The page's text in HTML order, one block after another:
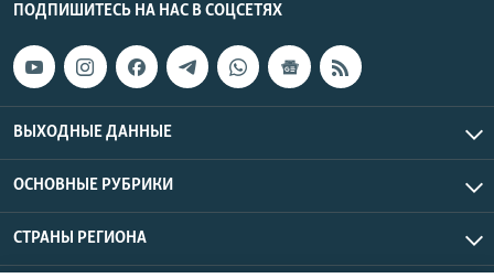
ПОДПИШИТЕСЬ НА НАС В СОЦСЕТЯХ
ВЫХОДНЫЕ ДАННЫЕ
ОСНОВНЫЕ РУБРИКИ
СТРАНЫ РЕГИОНА